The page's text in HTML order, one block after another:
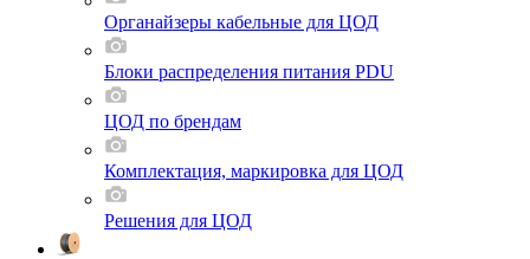
Органайзеры кабельные для ЦОД
Блоки распределения питания PDU
ЦОД по брендам
Комплектация, маркировка для ЦОД
Решения для ЦОД